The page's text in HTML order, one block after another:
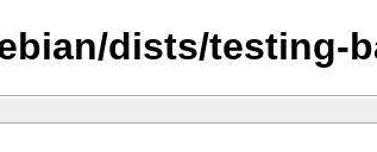
dists/testing-